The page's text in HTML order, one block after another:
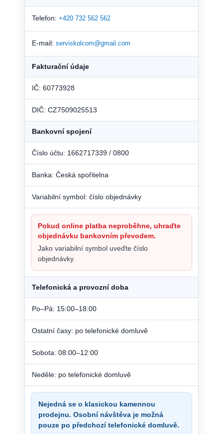
Telefon: +420 732 562 562
E-mail: serviskolcom@gmail.com
Fakturační údaje
IČ: 60773928
DIČ: CZ7509025513
Bankovní spojení
Číslo účtu: 1662717339 / 0800
Banka: Česká spořitelna
Variabilní symbol: číslo objednávky
Pokud online platba neproběhne, uhraďte
objednávku bankovním převodem.
Jako variabilní symbol uveďte číslo
objednávky.
Telefonická a provozní doba
Po–Pá: 15:00–18:00
Ostatní časy: po telefonické domluvě
Sobota: 08:00–12:00
Neděle: po telefonické domluvě
Nejedná se o klasickou kamennou
prodejnu. Osobní návštěva je možná
pouze po předchozí telefonické domluvě.